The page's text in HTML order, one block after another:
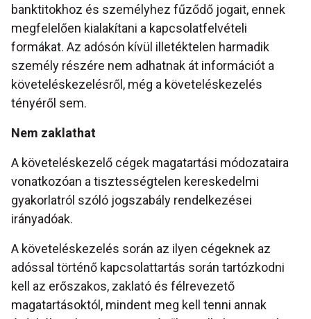
banktitokhoz és személyhez fűződő jogait, ennek
megfelelően kialakítani a kapcsolatfelvételi
formákat. Az adósón kívül illetéktelen harmadik
személy részére nem adhatnak át információt a
követeléskezelésről, még a követeléskezelés
tényéről sem.
Nem zaklathat
A követeléskezelő cégek magatartási módozataira
vonatkozóan a tisztességtelen kereskedelmi
gyakorlatról szóló jogszabály rendelkezései
irányadóak.
A követeléskezelés során az ilyen cégeknek az
adóssal történő kapcsolattartás során tartózkodni
kell az erőszakos, zaklató és félrevezető
magatartásoktól, mindent meg kell tenni annak